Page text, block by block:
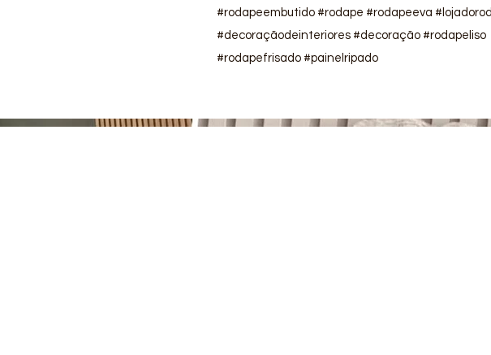
#rodapeembutido #rodape #rodapeeva
#decoraçãodeinteriores #decoração #rodapeliso
#rodapefrisado #painelripado